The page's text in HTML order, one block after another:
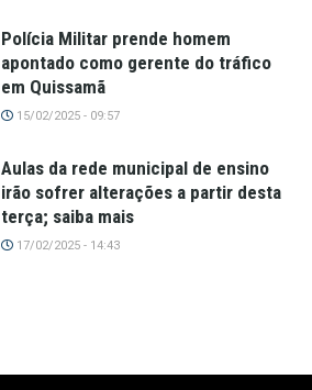
Polícia Militar prende homem
apontado como gerente do tráfico
em Quissamã
15/02/2025 - 09:57
Aulas da rede municipal de ensino
irão sofrer alterações a partir desta
terça; saiba mais
17/02/2025 - 14:43